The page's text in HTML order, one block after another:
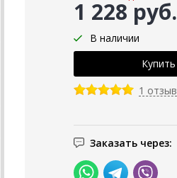
1 228 руб.
В наличии
1 отзыв
Заказать через: